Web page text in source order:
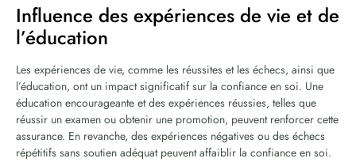
Influence des expériences de vie et de
l’éducation
Les expériences de vie, comme les réussites et les échecs, ainsi que
l’éducation, ont un impact significatif sur la confiance en soi. Une
éducation encourageante et des expériences réussies, telles que
réussir un examen ou obtenir une promotion, peuvent renforcer cette
assurance. En revanche, des expériences négatives ou des échecs
répétitifs sans soutien adéquat peuvent affaiblir la confiance en soi.